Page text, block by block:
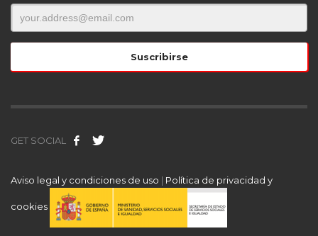
GET SOCIAL
Aviso legal y condiciones de uso | Política de privacidad y
cookies